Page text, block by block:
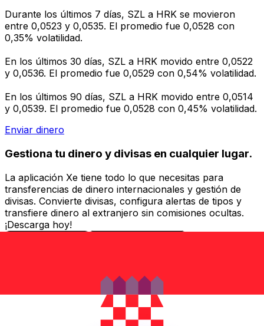
Durante los últimos 7 días, SZL a HRK se movieron
entre 0,0523 y 0,0535. El promedio fue 0,0528 con
0,35% volatilidad.
En los últimos 30 días, SZL a HRK movido entre 0,0522
y 0,0536. El promedio fue 0,0529 con 0,54% volatilidad.
En los últimos 90 días, SZL a HRK movido entre 0,0514
y 0,0539. El promedio fue 0,0528 con 0,45% volatilidad.
Enviar dinero
Gestiona tu dinero y divisas en cualquier lugar.
La aplicación Xe tiene todo lo que necesitas para
transferencias de dinero internacionales y gestión de
divisas. Convierte divisas, configura alertas de tipos y
transfiere dinero al extranjero sin comisiones ocultas.
¡Descarga hoy!